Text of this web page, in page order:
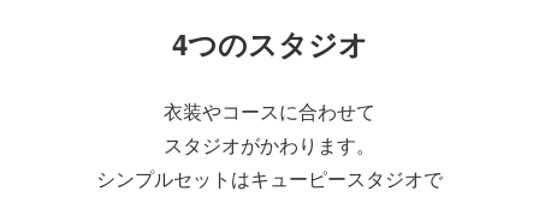
4つのスタジオ
衣装やコースに合わせて
スタジオがかわります。
シンプルセットはキューピースタジオで